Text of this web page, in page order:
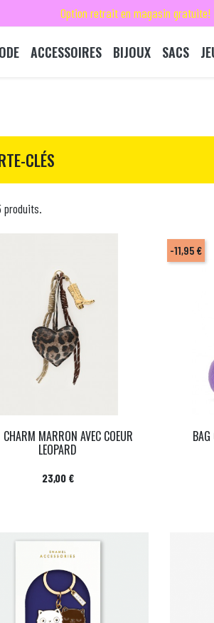
Option retrait en magasin gratuite!
ACCESSOIRES BIJOUX SACS
CLÉS
produits.
MARRON AVEC COEUR
LEOPARD
Prix
23,00 €
-11,95 €